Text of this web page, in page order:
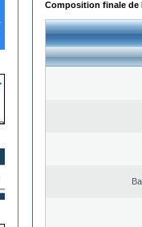
Composition finale de